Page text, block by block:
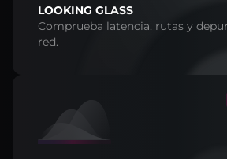
LOOKING GLASS
Comprueba latencia, rutas y
red.